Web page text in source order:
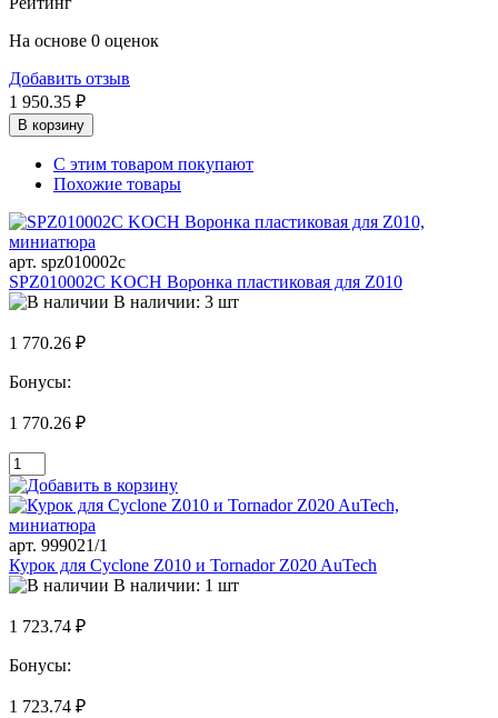
На основе 0 оценок
Добавить отзыв
1 950.35 ₽
В корзину
С этим товаром покупают
Похожие товары
арт. spz010002c
SPZ010002C KOCH Воронка пластиковая для Z010
В наличии: 3 шт
1 770.26 ₽
Бонусы:
1 770.26 ₽
арт. 999021/1
Курок для Cyclone Z010 и Tornador Z020 AuTech
В наличии: 1 шт
1 723.74 ₽
Бонусы:
1 723.74 ₽